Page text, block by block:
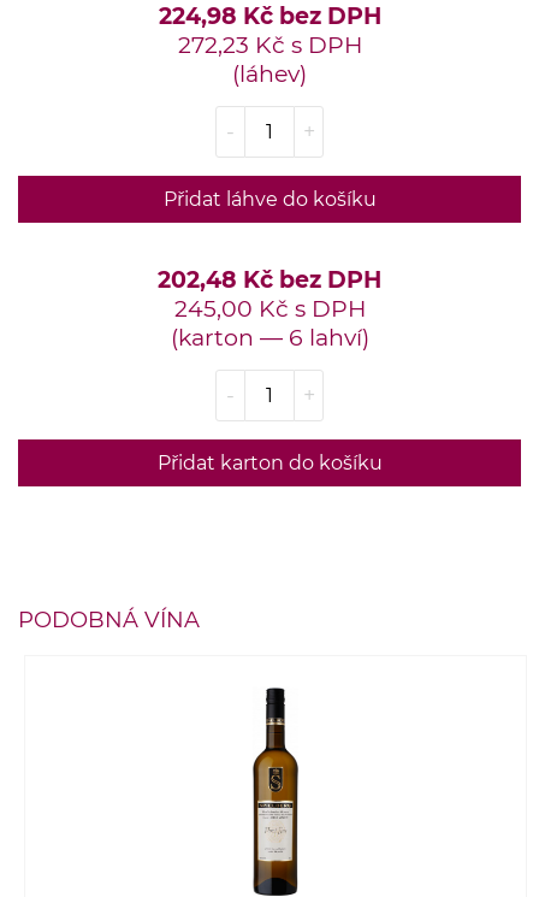
224,98 Kč bez DPH
272,23 Kč s DPH
(láhev)
- +
Přidat láhve do košíku
202,48 Kč bez DPH
245,00 Kč s DPH
(karton — 6 lahví)
- +
Přidat karton do košíku
PODOBNÁ VÍNA